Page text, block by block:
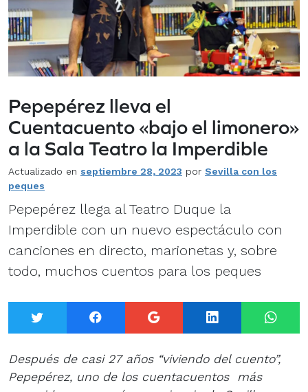
Pepepérez lleva el
Cuentacuento «bajo el limonero»
a la Sala Teatro la Imperdible
Actualizado en septiembre 28, 2023 por Sevilla con los
peques
Pepepérez llega al Teatro Duque la
Imperdible con un nuevo espectáculo con
canciones en directo, marionetas y, sobre
todo, muchos cuentos para los peques
Twitter Facebook Google+ LinkedIn
Después de casi 27 años “viviendo del cuento”,
Pepepérez, uno de los cuentacuentos más